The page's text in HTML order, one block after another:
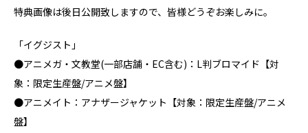
特典画像は後日公開致しますので、皆様どうぞお楽しみに。
「イグジスト」
●アニメガ・文教堂(一部店舗・EC含む)：L判ブロマイド【対
象：限定生産盤/アニメ盤】
●アニメイト：アナザージャケット【対象：限定生産盤/アニメ
盤】